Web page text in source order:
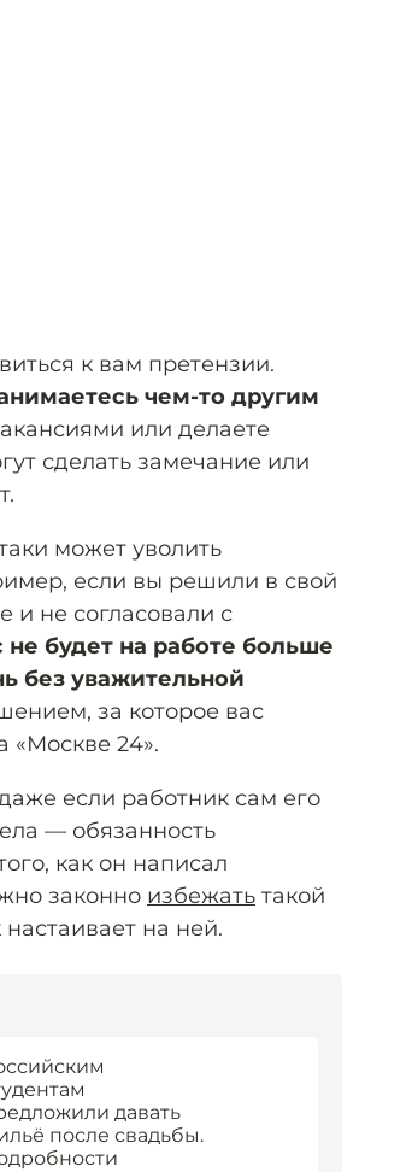
к вам претензии.
чем-то другим
или делаете
сделать замечание или
может уволить
если вы решили в свой
и не согласовали с
не будет на работе больше
без уважительной
за которое вас
«Москве 24».
если работник сам его
— обязанность
как он написал
законно избежать такой
на ней.
давать
после свадьбы.